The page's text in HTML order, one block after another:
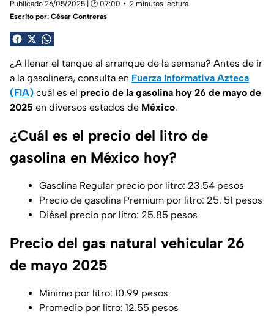
Publicado 26/05/2025 | 🕑 07:00
2 minutos lectura
Escrito por: César Contreras
¿A llenar el tanque al arranque de la semana? Antes de ir
a la gasolinera, consulta en Fuerza Informativa Azteca
(FIA) cuál es el precio de la gasolina hoy 26 de mayo de
2025 en diversos estados de México.
¿Cuál es el precio del litro de
gasolina en México hoy?
Gasolina Regular precio por litro: 23.54 pesos
Precio de gasolina Premium por litro: 25. 51 pesos
Diésel precio por litro: 25.85 pesos
Precio del gas natural vehicular 26
de mayo 2025
Mínimo por litro: 10.99 pesos
Promedio por litro: 12.55 pesos